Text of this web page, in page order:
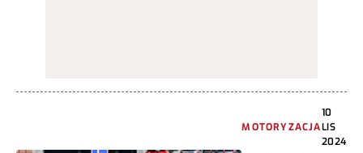
MOTORYZACJA
10
LIS
2024